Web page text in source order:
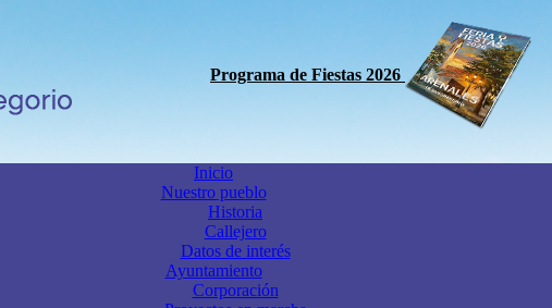
Programa de Fiestas 2026
Inicio
Nuestro pueblo
Historia
Callejero
Datos de interés
Ayuntamiento
Corporación